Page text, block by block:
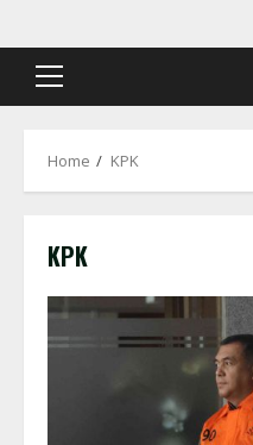
Primary
Home KPK
KPK